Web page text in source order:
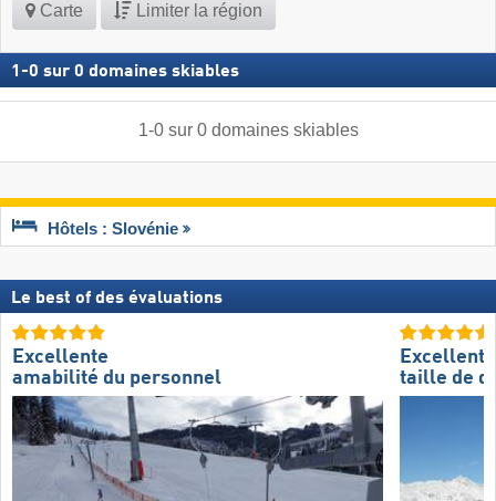
Carte Limiter la région
1 -0 sur 0 domaines skiables
1-0sur 0 domaines skiables
Hôtels : Slovénie
Le best of des évaluations
Excellente
amabilité du personnel
Excellente
taille de